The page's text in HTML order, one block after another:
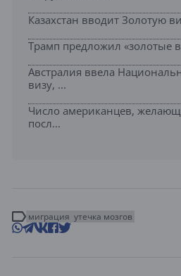
Казахстан вводит Золотую
Трамп предложил «золотые
Австралия ввела
визу, ...
Число американцев,
посл...
миграция утечка мозгов